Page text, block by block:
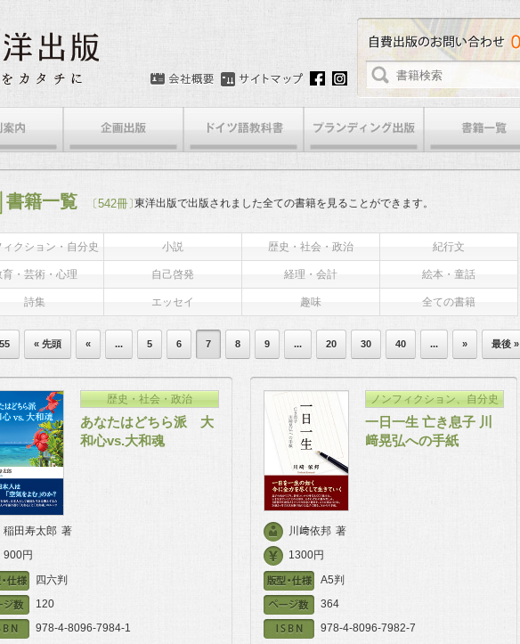
書籍一覧 〔542冊〕東洋出版で出版されました全ての書籍を見ることができます。
ィクション・自分史 小説 歴史・社会・政治 紀行文
育・芸術・心理 自己啓発 経理・会計 絵本・童話
詩集 エッセイ 趣味 全ての書籍
« 先頭 « ... 5 6 7 8 9 ... 20 30 40 ... » 最後 »
歴史・社会・政治
あなたはどちら派 大
和心vs.大和魂
稲田寿太郎 著
900円
四六判
120
978-4-8096-7984-1
ノンフィクション、自分史
一日一生 亡き息子 川
﨑晃弘への手紙
川﨑依邦 著
1300円
A5判
364
978-4-8096-7982-7